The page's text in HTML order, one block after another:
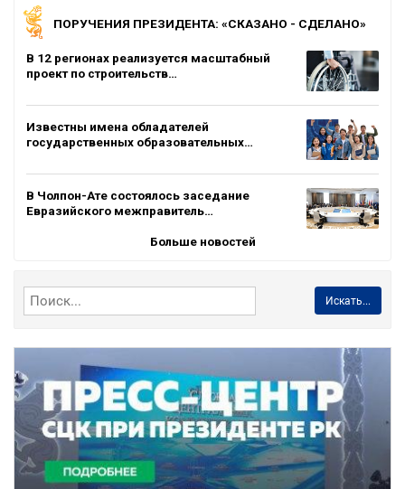
ПОРУЧЕНИЯ ПРЕЗИДЕНТА: «СКАЗАНО - СДЕЛАНО»
В 12 регионах реализуется масштабный
проект по строительств…
Известны имена обладателей
государственных образовательных…
В Чолпон-Ате состоялось заседание
Евразийского межправитель…
Больше новостей
Искать...